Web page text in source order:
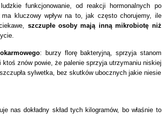
funkcjonowanie, od reakcji hormonalnych po
ma kluczowy wpływ na to, jak często chorujemy, ile
szczupłe osoby mają inną mikrobiotę niż
: burzy florę bakteryjną, sprzyja stanom
znów powie, że palenie sprzyja utrzymaniu niskiej
sylwetka, bez skutków ubocznych jakie niesie
nas dokładny skład tych kilogramów, bo właśnie to